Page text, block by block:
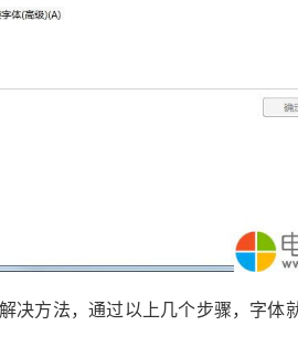
方法，通过以上几个步骤，字体